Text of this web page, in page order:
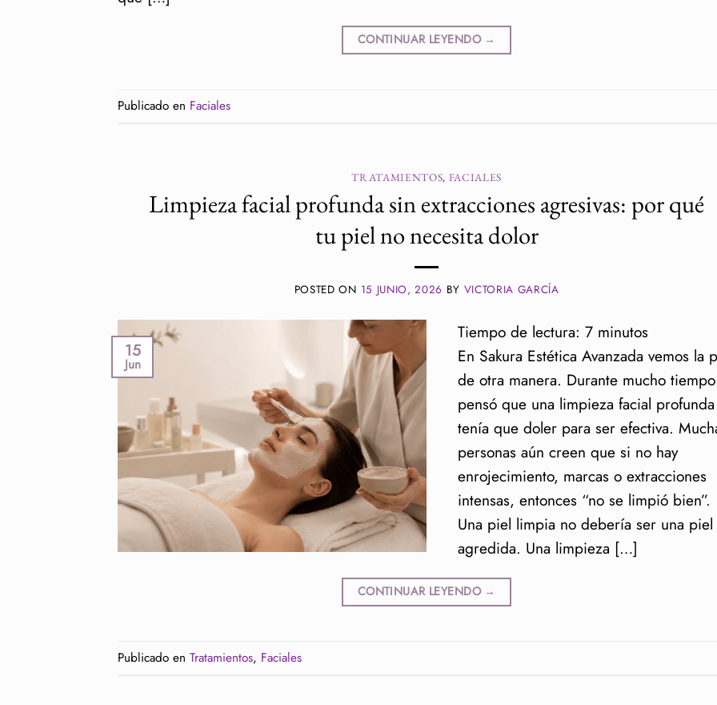
CONTINUAR LEYENDO →
Publicado en Faciales
TRATAMIENTOS, FACIALES
Limpieza facial profunda sin extracciones agresivas: por qué
tu piel no necesita dolor
POSTED ON 15 JUNIO, 2026 BY VICTORIA GARCÍA
15
Jun
Tiempo de lectura: 7 minutos
En Sakura Estética Avanzada vemos la
de otra manera. Durante mucho
pensó que una limpieza facial profunda
tenía que doler para ser efectiva.
personas aún creen que si no hay
enrojecimiento, marcas o extracciones
intensas, entonces “no se limpió bien”.
Una piel limpia no debería ser una piel
agredida. Una limpieza […]
CONTINUAR LEYENDO →
Publicado en Tratamientos, Faciales